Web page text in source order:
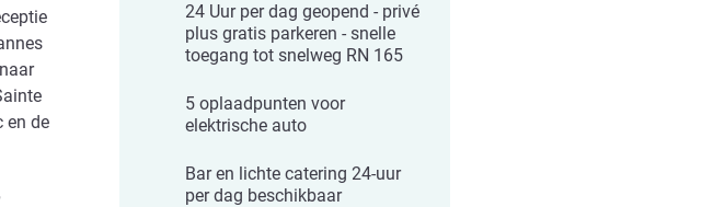
en de
24 Uur per dag geopend - privé
plus gratis parkeren - snelle
toegang tot snelweg RN 165
5 oplaadpunten voor
elektrische auto
Bar en lichte catering 24-uur
per dag beschikbaar